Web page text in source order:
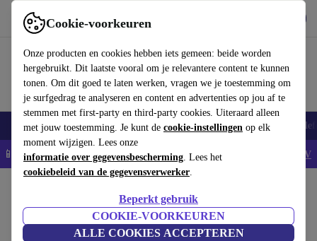
Cookie-voorkeuren
Onze producten en cookies hebben iets gemeen: beide worden
hergebruikt. Dit laatste vooral om je relevantere content te kunnen
tonen. Om dit goed te laten werken, vragen we je toestemming om
je surfgedrag te analyseren en content en advertenties op jou af te
stemmen met first-party en third-party cookies. Uiteraard alleen
met jouw toestemming. Je kunt de cookie-instellingen op elk
moment wijzigen. Lees onze
informatie over gegevensbescherming. Lees het
cookiebeleid van de gegevensverwerker.
Beperkt gebruik
COOKIE-VOORKEUREN
ALLE COOKIES ACCEPTEREN
Gebruik refurbed snel en eenvoudig
Smartphones Laptops Tablets Smartwatches Accessoires
📱5% EXTRA korting op alle iPhones – Code: IPHONEDEAL - AV
MacBooks:
Gecertificeerd refurbished MacBooks onder 3000€ – bespaar tot 40%. 30